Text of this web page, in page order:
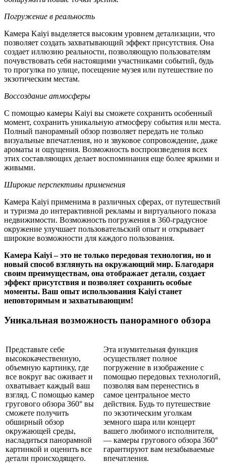
Погружение в реальность
Камера Kaiyi выделяется высоким уровнем детализации, что
позволяет создать захватывающий эффект присутствия. Она
создает иллюзию реальности, позволяющую пользователям
почувствовать себя настоящими участниками событий, будь
то прогулка по улице, посещение музея или путешествие по
экзотическим местам.
Воссоздание атмосферы
С помощью камеры Kaiyi вы сможете сохранить особенный
момент, сохранить уникальную атмосферу события или места.
Полный панорамный обзор позволяет передать не только
визуальные впечатления, но и звуковое сопровождение, даже
ароматы и ощущения. Возможность воспроизведения всех
этих составляющих делает воспоминания еще более яркими и
живыми.
Широкие перспективы применения
Камера Kaiyi применима в различных сферах, от путешествий
и туризма до интерактивной рекламы и виртуального показа
недвижимости. Возможность погружения в 360-градусное
окружение улучшает пользовательский опыт и открывает
широкие возможности для каждого пользования.
Камера Kaiyi – это не только передовая технология, но и
новый способ взглянуть на окружающий мир. Благодаря
своим преимуществам, она отображает детали, создает
эффект присутствия и позволяет сохранить особые
моменты. Ваш опыт использования Kaiyi станет
неповторимым и захватывающим!
Уникальная возможность панорамного обзора
Представьте себе
высококачественную,
объемную картинку, где
все вокруг вас оживает и
охватывает каждый ваш
взгляд. С помощью камер
гругового обзора 360° вы
сможете получить
обширный обзор
окружающей среды,
насладиться панорамной
картинкой и оценить все
детали происходящего.
Эта изумительная функция
осуществляет полное
погружение в изображение с
помощью передовых технологий,
позволяя вам перенестись в
самое центральное место
действия. Будь то путешествие
по экзотическим уголкам
земного шара или концерт
вашего любимого исполнителя,
— камеры гругового обзора 360°
гарантируют вам незабываемые
впечатления.